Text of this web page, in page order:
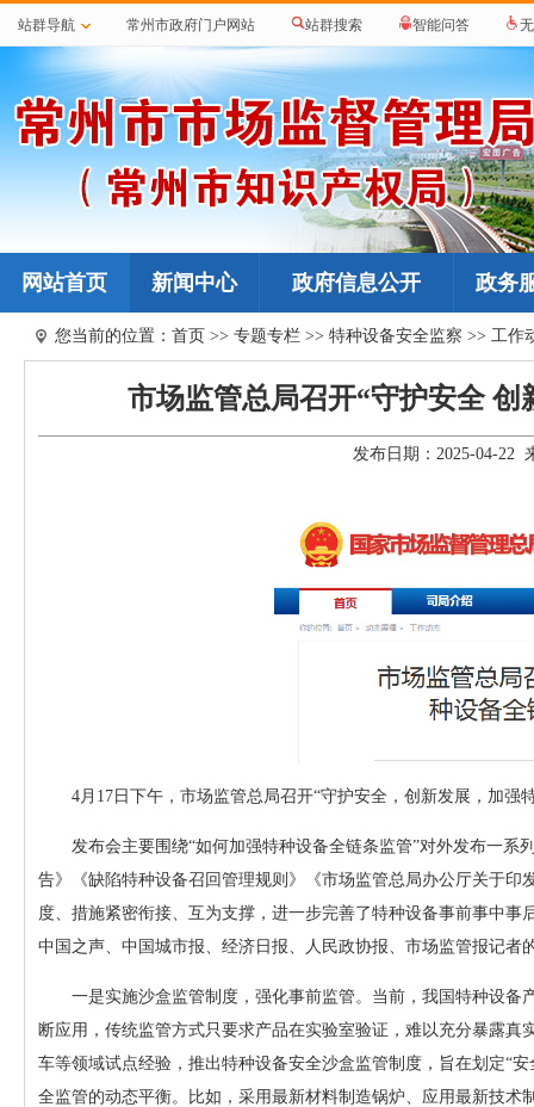
站群导航 常州市政府门户网站 站群搜索 智能问答
网站首页 新闻中心 政府信息公开 政务
您当前的位置： 首页 >> 专题专栏 >> 特种设备安全监察 >> 工作
市场监管总局召开“守护安全
发布日期：2025-04-22
4月17日下午，市场监管总局召开“守护安全，创新发展，加强
发布会主要围绕“如何加强特种设备全链条监管”对外发布一系
告》《缺陷特种设备召回管理规则》《市场监管总局办公厅关于
度、措施紧密衔接、互为支撑，进一步完善了特种设备事前事中
中国之声、中国城市报、经济日报、人民政协报、市场监管报记者
一是实施沙盒监管制度，强化事前监管。当前，我国特种设备
断应用，传统监管方式只要求产品在实验室验证，难以充分暴露
车等领域试点经验，推出特种设备安全沙盒监管制度，旨在划定“
全监管的动态平衡。比如，采用最新材料制造锅炉、应用最新技